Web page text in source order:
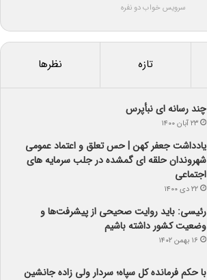
سرویس خواب دو نفره
تازه نظرها
چند رسانه ای نبأپرس
۲۳ آبان ۱۴۰۰
یادداشت جعفر کهن | حس تعلق و اعتماد عمومی
شهروندان حلقه ای گمشده در جلب سرمایه های
اجتماعی
۲۲ دی ۱۴۰۰
رئیسی: باید روایت صحیحی از پیشرفت‌ها و
وضعیت کشور داشته باشیم
۱۶ بهمن ۱۴۰۲
با حکم فرمانده کل سپاه؛ سردار ولی زاده جانشین